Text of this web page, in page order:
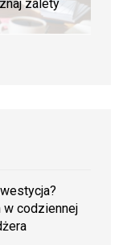
zalety
w codziennej